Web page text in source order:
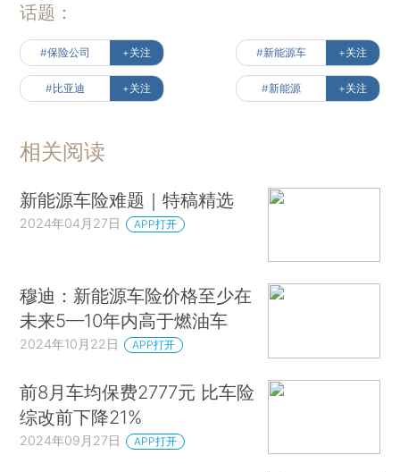
话题：
#保险公司 +关注 #新能源车 +关注
#比亚迪 +关注 #新能源 +关注
相关阅读
新能源车险难题｜特稿精选
2024年04月27日 APP打开
穆迪：新能源车险价格至少在
未来5—10年内高于燃油车
2024年10月22日 APP打开
前8月车均保费2777元 比车险
综改前下降21%
2024年09月27日 APP打开